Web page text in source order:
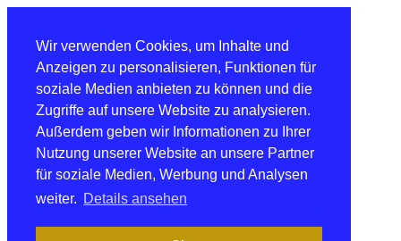
Wir verwenden Cookies, um Inhalte und
Anzeigen zu personalisieren, Funktionen für
soziale Medien anbieten zu können und die
Zugriffe auf unsere Website zu analysieren.
Außerdem geben wir Informationen zu Ihrer
Nutzung unserer Website an unsere Partner
für soziale Medien, Werbung und Analysen
weiter. Details ansehen